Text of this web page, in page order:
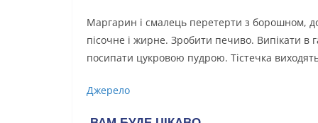
Маргарин і смалець перетерти з борошном,
пісочне і жирне. Зробити печиво. Випікати в
посипати цукровою пудрою. Тістечка
Джерело